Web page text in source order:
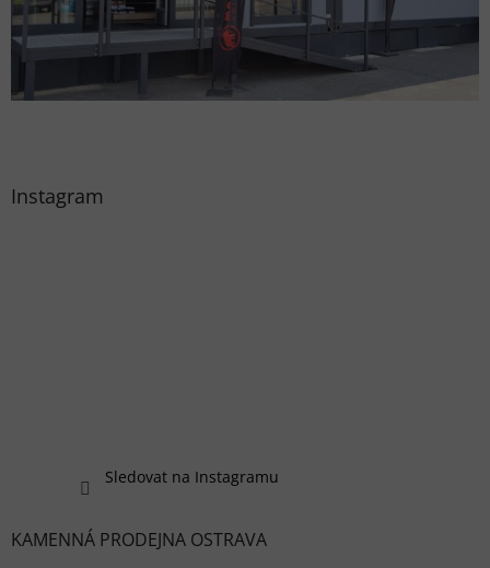
Instagram
Sledovat na Instagramu
KAMENNÁ PRODEJNA OSTRAVA